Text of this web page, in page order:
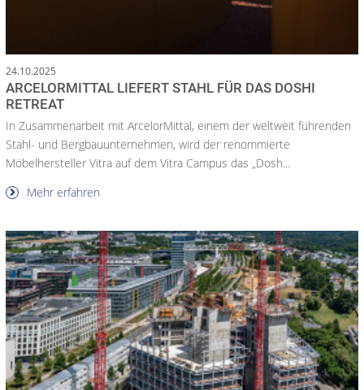
24.10.2025
ARCELORMITTAL LIEFERT STAHL FÜR DAS DOSHI
RETREAT
In Zusammenarbeit mit ArcelorMittal, einem der weltweit führenden
Stahl- und Bergbauunternehmen, wird der renommierte
Möbelhersteller Vitra auf dem Vitra Campus das „Dosh...
Mehr erfahren